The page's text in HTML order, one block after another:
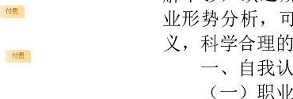
付费
付费